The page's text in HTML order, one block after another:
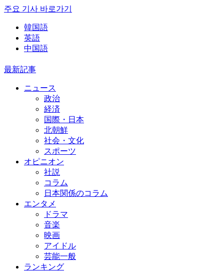
주요 기사 바로가기
韓国語
英語
中国語
最新記事
ニュース
政治
経済
国際・日本
北朝鮮
社会・文化
スポーツ
オピニオン
社説
コラム
日本関係のコラム
エンタメ
ドラマ
音楽
映画
アイドル
芸能一般
ランキング